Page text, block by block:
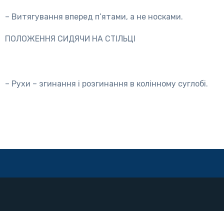
– Витягування вперед п’ятами, а не носками.
ПОЛОЖЕННЯ СИДЯЧИ НА СТІЛЬЦІ
– Рухи – згинання і розгинання в колінному суглобі.